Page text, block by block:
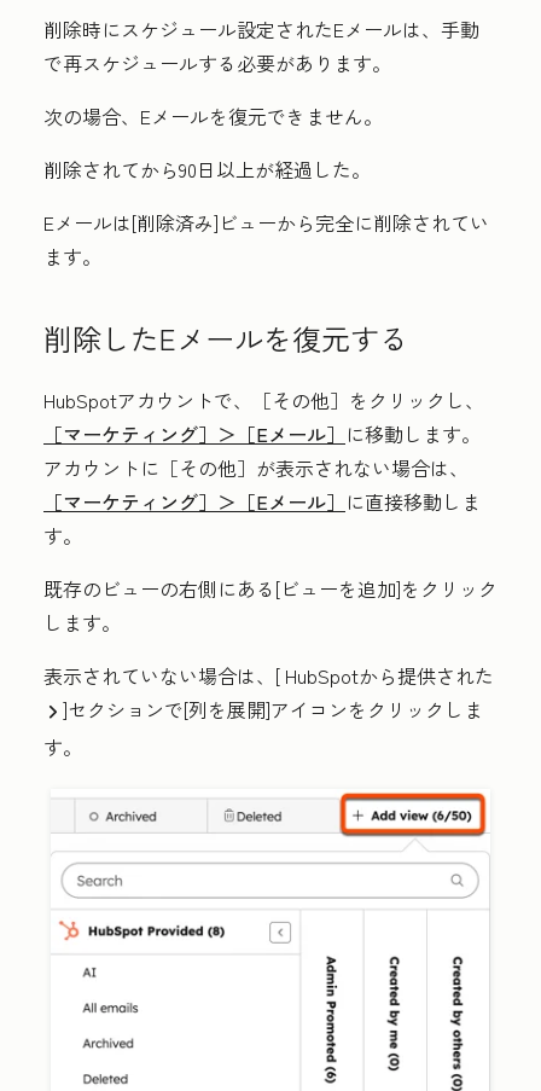
削除時にスケジュール設定されたEメールは、手動
で再スケジュールする必要があります。
次の場合、Eメールを復元できません。
削除されてから90日以上が経過した。
Eメールは[削除済み]ビューから完全に削除されてい
ます。
削除したEメールを復元する
HubSpotアカウントで、
［その他］をクリックし、
［マーケティング］＞ ［Eメール］ に移動します。
アカウントに ［その他］が表示されない場合は、
［マーケティング］＞ ［Eメール］ に直接移動しま
す。
既存のビューの右側にある[ビューを追加]をクリック
します。
表示されていない場合は、[ HubSpotから提供された
right ]セクションで[列を展開]アイコンをクリックしま
す。